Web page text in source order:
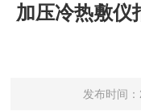
加压冷热敷仪
发布时间